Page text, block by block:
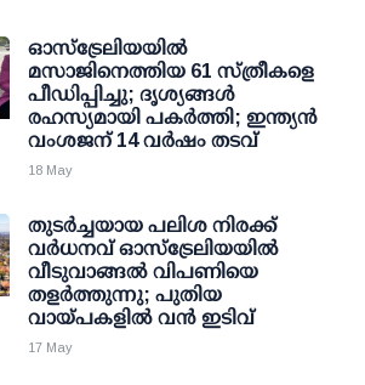
ഓസ്ട്രേലിയയിൽ
മസാജിനെത്തിയ 61 സ്ത്രീകളെ
പീഡിപ്പിച്ചു; ദൃശ്യങ്ങൾ
രഹസ്യമായി പകർത്തി; ഇന്ത്യൻ
വംശജന് 14 വർഷം തടവ്
18 May
തുടർച്ചയായ പലിശ നിരക്ക്
വർധനവ് ഓസ്‌ട്രേലിയയിൽ
വീടുവാങ്ങൽ വിപണിയെ
തളർത്തുന്നു; പുതിയ
വായ്പകളിൽ വൻ ഇടിവ്
17 May